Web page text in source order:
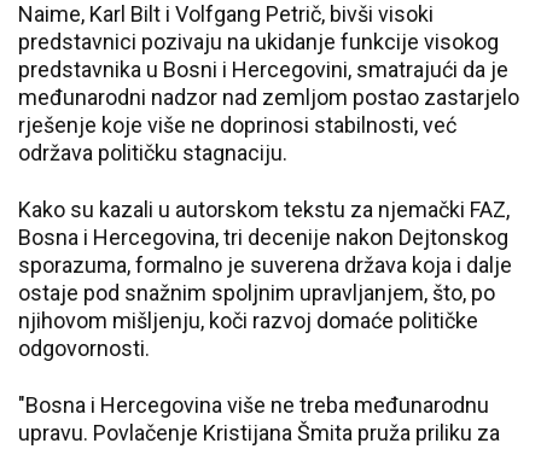
Naime, Karl Bilt i Volfgang Petrič, bivši visoki
predstavnici pozivaju na ukidanje funkcije visokog
predstavnika u Bosni i Hercegovini, smatrajući da je
međunarodni nadzor nad zemljom postao zastarjelo
rješenje koje više ne doprinosi stabilnosti, već
održava političku stagnaciju.
Kako su kazali u autorskom tekstu za njemački FAZ,
Bosna i Hercegovina, tri decenije nakon Dejtonskog
sporazuma, formalno je suverena država koja i dalje
ostaje pod snažnim spoljnim upravljanjem, što, po
njihovom mišljenju, koči razvoj domaće političke
odgovornosti.
"Bosna i Hercegovina više ne treba međunarodnu
upravu. Povlačenje Kristijana Šmita pruža priliku za